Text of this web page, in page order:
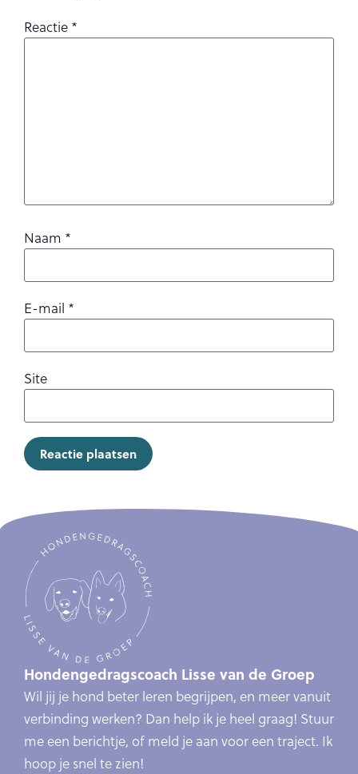
Reactie *
Naam *
E-mail *
Site
Hondengedragscoach Lisse van de Groep
Wil jij je hond beter leren begrijpen, en meer vanuit
verbinding werken? Dan help ik je heel graag! Stuur
me een berichtje, of meld je aan voor een traject. Ik
hoop je snel te zien!